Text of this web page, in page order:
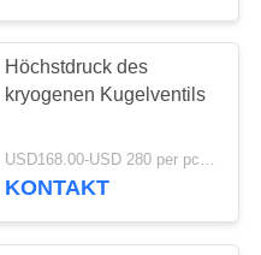
59
Höchstdruck des
kryogenen Kugelventils
USD168.00-USD 280 per pc MOQ:1 Stück
KONTAKT